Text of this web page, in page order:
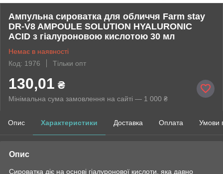
Ампульна сироватка для обличчя Farm stay
DR-V8 AMPOULE SOLUTION HYALURONIC
ACID з гіалуроновою кислотою 30 мл
Немає в наявності
Код: 1976
Тільки опт
130,01 ₴
Мінімальна сума замовлення на сайті — 1 000 ₴
Опис Характеристики Доставка Оплата Умови
Опис
Сироватка діє на основі гіалуронової кислоти, яка давно